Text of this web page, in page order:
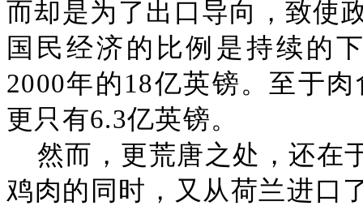
而却是为了出口导向，致使
国民经济的比例是持续的
2000年的18亿英镑。至于
更只有6.3亿英镑。
然而，更荒唐之处，还在
鸡肉的同时，又从荷兰进口